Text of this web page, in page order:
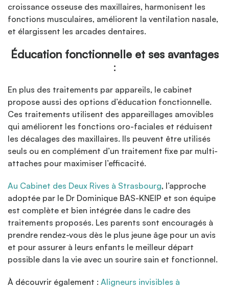
croissance osseuse des maxillaires, harmonisent les
fonctions musculaires, améliorent la ventilation nasale,
et élargissent les arcades dentaires.
Éducation fonctionnelle et ses avantages
:
En plus des traitements par appareils, le cabinet
propose aussi des options d’éducation fonctionnelle.
Ces traitements utilisent des appareillages amovibles
qui améliorent les fonctions oro-faciales et réduisent
les décalages des maxillaires. Ils peuvent être utilisés
seuls ou en complément d’un traitement fixe par multi-
attaches pour maximiser l’efficacité.
Au Cabinet des Deux Rives à Strasbourg, l’approche
adoptée par le Dr Dominique BAS-KNEIP et son équipe
est complète et bien intégrée dans le cadre des
traitements proposés. Les parents sont encouragés à
prendre rendez-vous dès le plus jeune âge pour un avis
et pour assurer à leurs enfants le meilleur départ
possible dans la vie avec un sourire sain et fonctionnel.
À découvrir également : Aligneurs invisibles à